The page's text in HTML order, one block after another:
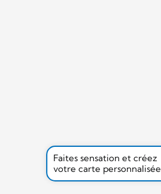
Faites sensation et créez
votre carte personnalisée